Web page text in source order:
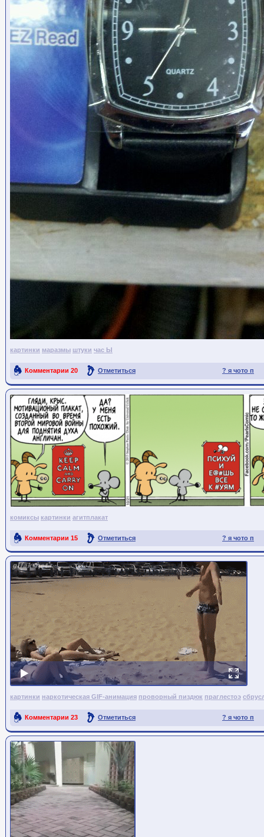
картинки маразмы штуки час Ы
? я чото п
Комментарии 20 Отметиться
Ссылка на пост
комиксы картинки агитплакат
? я чото п
Комментарии 15 Отметиться
Ссылка на пост
картинки наркотическая GIF-анимация проворный пиздюк праглестоэ
? я чото п
Комментарии 23 Отметиться
Ссылка на пост